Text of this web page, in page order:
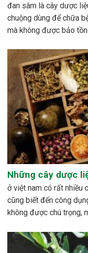
đan sâm là cây dược
chuộng dùng để chữa
mà không được bảo
Những cây dược
ở việt nam có rất nhiều
cũng biết đến công
không được chú trọng,